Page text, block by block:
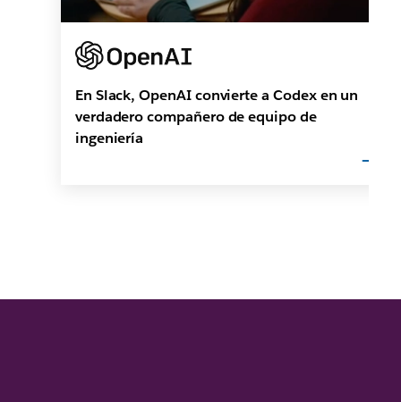
En Slack, OpenAI convierte a Codex en un
verdadero compañero de equipo de
ingeniería